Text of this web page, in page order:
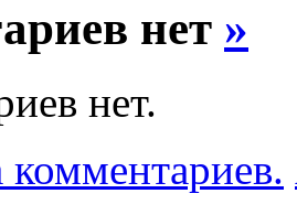
нет »
нет.
комментариев.